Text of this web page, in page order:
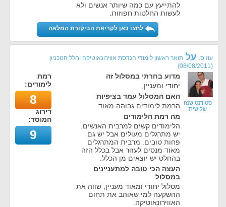
להתייעץ עם כמה שיותר אנשים ולא
לעשות החלטות חפוזות.
לחצו כאן לקריאת הביקורת המלאה
עוז ס. על תואר ראשון לימודי הנדסת אווירונאוטיקה וחלל הטכניון
(
08/08/2011
)
סטודנט שנה
שלישית
מדוע בחרתי במסלול זה
יחודי ומעניין,
האם המסלול עמד בציפיות
הרמת לימודים גבוהה מאוד
מה רמת הלימודים
הלימודים קשים למרבית האנשים.
יש מתרגלים מעולים אבל יש גם
פחות טובים. מרבית המתרגלים
מאוד מנסים לעזור אבל בכלל הזה
בהחלט יש יוצאים מן הכלל.
העצה הכי טובה למתעניינים
במסלול
מסלול יחודי ומאוד מעניין, שווה את
ההשקעה למי שאוהב את תחום
האווירונאוטיקה.
רמת
לימודים:
8
דירוג
המוסד:
9